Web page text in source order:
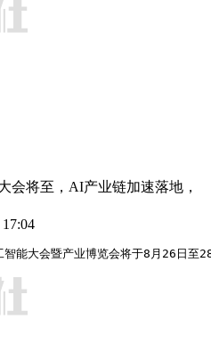
会将至，AI产业链加速落地，
能大会暨产业博览会将于8月26日至